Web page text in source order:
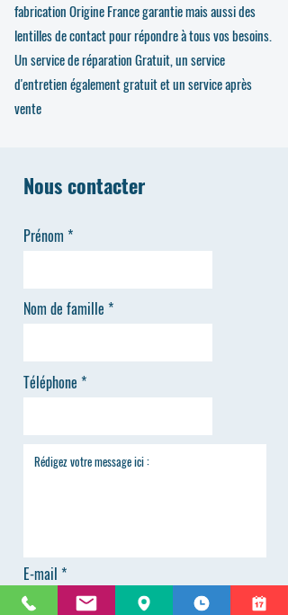
fabrication Origine France garantie mais aussi des
lentilles de contact pour répondre à tous vos besoins.
Un service de réparation Gratuit, un service
d'entretien également gratuit et un service après
vente
Nous contacter
Prénom
Nom de famille
Téléphone
E-mail